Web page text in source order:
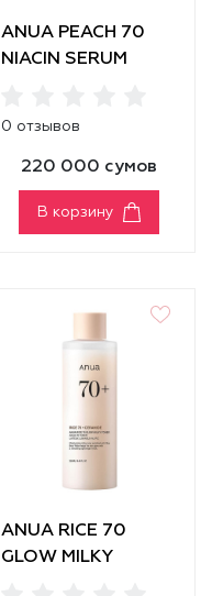
ANUA PEACH 70
NIACIN SERUM
0 отзывов
220 000 сумов
В корзину
ANUA RICE 70
GLOW MILKY